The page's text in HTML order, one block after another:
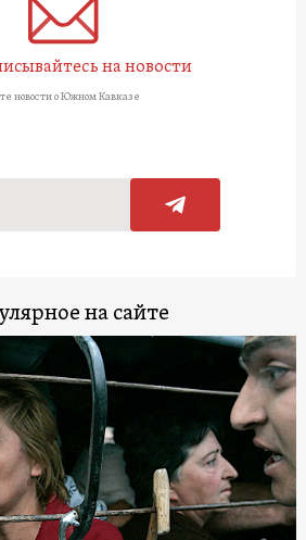
на новости
новости о Южном Кавказе
на сайте